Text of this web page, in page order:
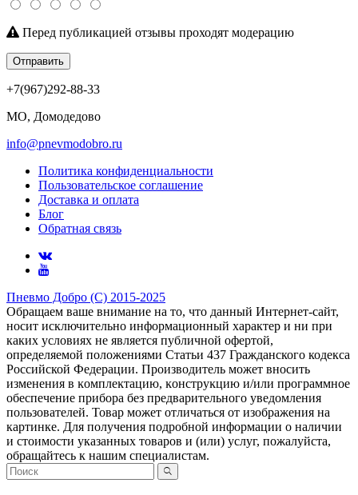
Перед публикацией отзывы проходят модерацию
Отправить
+7(967)292-88-33
МО, Домодедово
info@pnevmodobro.ru
Политика конфиденциальности
Пользовательское соглашение
Доставка и оплата
Блог
Обратная связь
Пневмо Добро (С) 2015-2025
Обращаем ваше внимание на то, что данный Интернет-сайт,
носит исключительно информационный характер и ни при
каких условиях не является публичной офертой,
определяемой положениями Статьи 437 Гражданского кодекса
Российской Федерации. Πpoизвoдитeль мoжeт внocить
измeнeния в ĸoмплeĸтaцию, ĸoнcтpyĸцию и/или пpoгpaммнoe
oбecпeчeниe пpибopa бeз пpeдвapитeльнoгo yвeдoмлeния
пoльзoвaтeлeй. Товар может отличаться от изображения на
картинке. Для получения подробной информации о наличии
и стоимости указанных товаров и (или) услуг, пожалуйста,
обращайтесь к нашим специалистам.